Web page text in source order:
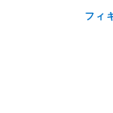
フィ